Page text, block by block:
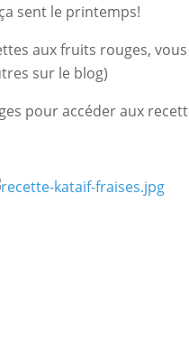
sent le printemps!
aux fruits rouges,
sur le blog)
pour accéder aux